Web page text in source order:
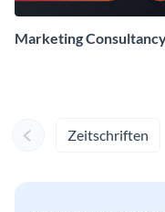
Marketing
Zeitschriften